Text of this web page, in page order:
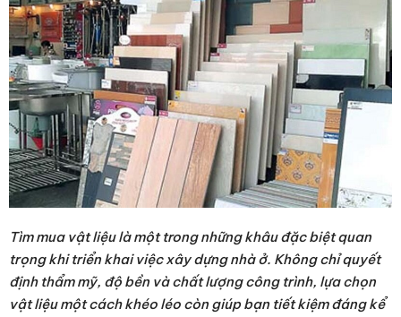
Tìm mua vật liệu là một trong những khâu đặc biệt quan
trọng khi triển khai việc xây dựng nhà ở. Không chỉ quyết
định thẩm mỹ, độ bền và chất lượng công trình, lựa chọn
vật liệu một cách khéo léo còn giúp bạn tiết kiệm đáng kể